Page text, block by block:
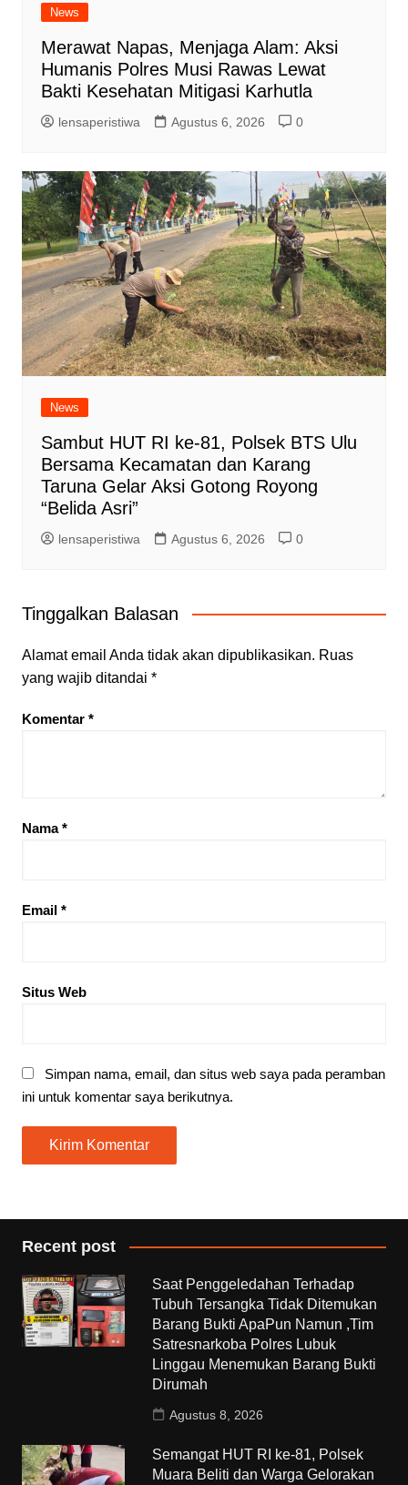
News
Merawat Napas, Menjaga Alam: Aksi
Humanis Polres Musi Rawas Lewat
Bakti Kesehatan Mitigasi Karhutla
lensaperistiwa Agustus 6, 2026 0
News
Sambut HUT RI ke-81, Polsek BTS Ulu
Bersama Kecamatan dan Karang
Taruna Gelar Aksi Gotong Royong
“Belida Asri”
lensaperistiwa Agustus 6, 2026 0
Tinggalkan Balasan
Alamat email Anda tidak akan dipublikasikan. Ruas
yang wajib ditandai *
Komentar *
Nama*
Email *
Situs Web
Simpan nama, email, dan situs web saya pada peramban
ini untuk komentar saya berikutnya.
Recent post
Saat Penggeledahan Terhadap
Tubuh Tersangka Tidak Ditemukan
Barang Bukti ApaPun Namun ,Tim
Satresnarkoba Polres Lubuk
Linggau Menemukan Barang Bukti
Dirumah
Agustus 8, 2026
Semangat HUT RI ke-81, Polsek
Muara Beliti dan Warga Gelorakan